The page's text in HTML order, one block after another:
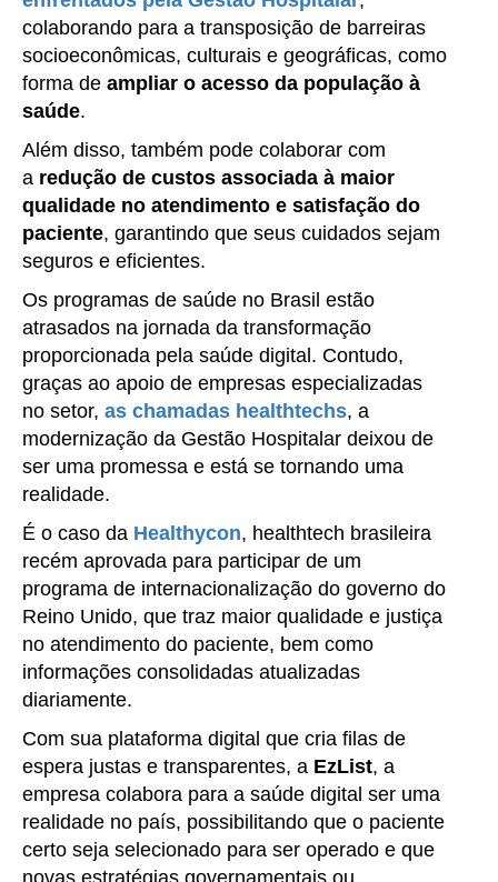
colaborando para a transposição de barreiras
socioeconômicas, culturais e geográficas, como
forma de ampliar o acesso da população à
saúde.
Além disso, também pode colaborar com
a redução de custos associada à maior
qualidade no atendimento e satisfação do
paciente, garantindo que seus cuidados sejam
seguros e eficientes.
Os programas de saúde no Brasil estão
atrasados na jornada da transformação
proporcionada pela saúde digital. Contudo,
graças ao apoio de empresas especializadas
no setor, as chamadas healthtechs, a
modernização da Gestão Hospitalar deixou de
ser uma promessa e está se tornando uma
realidade.
É o caso da Healthycon, healthtech brasileira
recém aprovada para participar de um
programa de internacionalização do governo do
Reino Unido, que traz maior qualidade e justiça
no atendimento do paciente, bem como
informações consolidadas atualizadas
diariamente.
Com sua plataforma digital que cria filas de
espera justas e transparentes, a EzList, a
empresa colabora para a saúde digital ser uma
realidade no país, possibilitando que o paciente
certo seja selecionado para ser operado e que